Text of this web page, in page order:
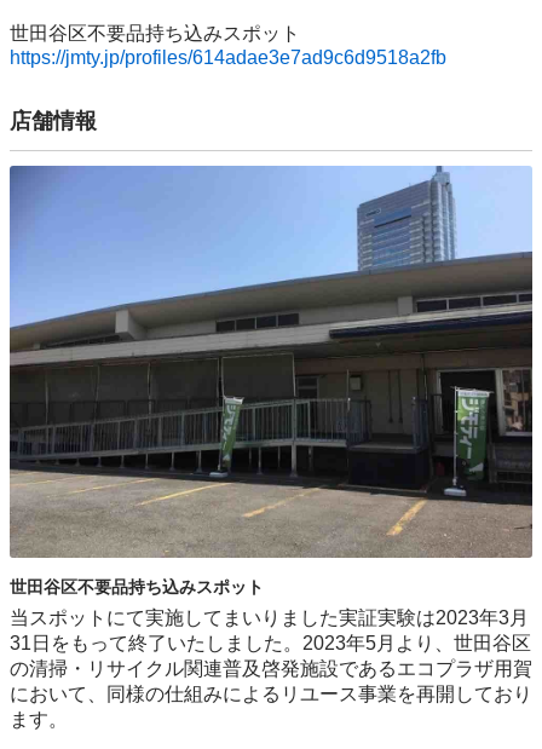
https://jmty.jp/profiles/614adae3e7ad9c6d9518a2fb
店舗情報
世田谷区不要品持ち込みスポット
当スポットにて実施してまいりました実証実験は2023年3月
31日をもって終了いたしました。2023年5月より、世田谷区
の清掃・リサイクル関連普及啓発施設であるエコプラザ用賀
において、同様の仕組みによるリユース事業を再開しており
ます。